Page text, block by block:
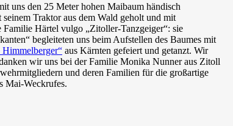
uns den 25 Meter hohen Maibaum händisch
Traktor aus dem Wald geholt und mit
Familie Härtel vulgo „Zitoller-Tanzgeiger“: sie
begleiteten uns beim Aufstellen des Baumes mit
Himmelberger“ aus Kärnten gefeiert und getanzt. Wir
wir uns bei der Familie Monika Nunner aus Zitoll
und deren Familien für die großartige
Mai-Weckrufes.